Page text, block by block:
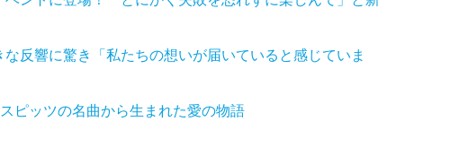
反響に驚き「私たちの想いが届いていると感じていま
ピッツの名曲から生まれた愛の物語